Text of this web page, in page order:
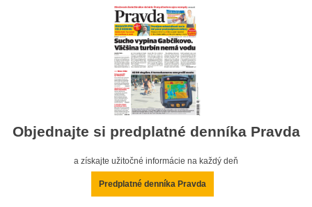
Objednajte si predplatné denníka Pravda
a získajte užitočné informácie na každý deň
Predplatné denníka Pravda